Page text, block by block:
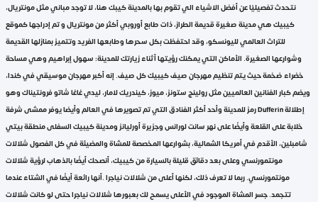
نتحدث تفصيليًا عن أفضل الاشياء الي تقوم بها بالمدينة كيبك هنا، لا توجد مباني مثل مونتريال،
كيبيك هي مدينة صغيرة قديمة الطراز، ذات طابع أوروبي أكثر من مونتريال و تم إدراجها كموقع
للتراث العالمي لليونسكو، وقد احتفظت بكل سحرها وطابعها الفريد وتتميز بمنازلها القديمة
وشوارعها الصغيرة. الأماكن التي يمكنك رؤيتها أثناء زيارتك للمدينة: سهول إبراهيم وهي مساحة
خضراء ضخمة حيث يتم تنظيم مهرجان صيف كيبيك كل صيف. إنه أكبر مهرجان موسيقي في كندا،
ويضم كبار الفنانين العالميين مثل رولينج ستونز، ميوز، كيندريك لامار، ليدي غاغا شاتو فرونتيناك وهو
رمز للمدينة وأحد أكثر الفنادق التي تم تصويرها في العالم وأيضا يوفر ممشى شرفة Dufferin إطلالة
خلابة على القلعة وأيضًا على نهر سانت لورانس وجزيرة أورليانز ومدينة كيبيك السفلى منطقة بيتي
شامبلين، الأقدم في أمريكا الشمالية، بشوارعها المخصصة للمشاة والمضيئة في كل الفصول شلالات
مونتمورنسي وعلى بعد دقائق قليلة بالسيارة من كيبيك، أنصحك أيضًا بالذهاب لرؤية شلالات
مونتمورنسي. ربما لا تعرف ذلك، لكنها أعلى من شلالات نياجرا .أنها رائعة أيضًا في الشتاء عندما
تتجمد. جسر المشاة الموجود في الأعلى يسمح لك بعبورها شلالات نياجرا حتى لو كانت شلالات